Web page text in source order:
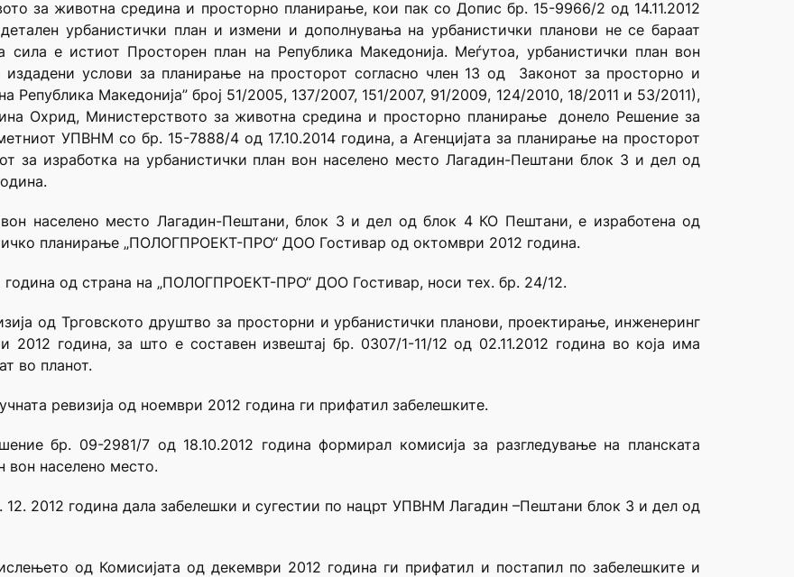
за животна средина и просторно планирање, кои пак со Допис бр. 15-9966/2 од 14.11.2012
урбанистички план и измени и дополнувања на урбанистички планови не се бараат
е истиот Просторен план на Република Македонија. Меѓутоа, урбанистички план вон
услови за планирање на просторот согласно член 13 од Законот за просторно и
Република Македонија” број 51/2005, 137/2007, 151/2007, 91/2009, 124/2010, 18/2011 и 53/2011),
Охрид, Министерството за животна средина и просторно планирање донело Решение за
УПВНМ со бр. 15-7888/4 од 17.10.2014 година, а Агенцијата за планирање на просторот
за изработка на урбанистички план вон населено место Лагадин-Пештани блок 3 и дел од
вон населено место Лагадин-Пештани, блок 3 и дел од блок 4 КО Пештани, е изработена од
планирање „ПОЛОГПРОЕКТ-ПРО“ ДОО Гостивар од октомври 2012 година.
од страна на „ПОЛОГПРОЕКТ-ПРО“ ДОО Гостивар, носи тех. бр. 24/12.
од Трговското друштво за просторни и урбанистички планови, проектирање, инженеринг
година, за што е составен извештај бр. 0307/1-11/12 од 02.11.2012 година во која има
во планот.
ревизија од ноември 2012 година ги прифатил забелешките.
бр. 09-2981/7 од 18.10.2012 година формирал комисија за разгледување на планската
вон населено место.
2012 година дала забелешки и сугестии по нацрт УПВНМ Лагадин –Пештани блок 3 и дел од
од Комисијата од декември 2012 година ги прифатил и постапил по забелешките и